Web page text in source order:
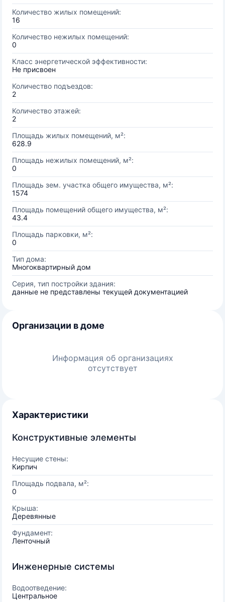
Количество жилых помещений:
16
Количество нежилых помещений:
0
Класс энергетической эффективности:
Не присвоен
Количество подъездов:
2
Количество этажей:
2
Площадь жилых помещений, м²:
628.9
Площадь нежилых помещений, м²:
0
Площадь зем. участка общего имущества, м²:
1574
Площадь помещений общего имущества, м²:
43.4
Площадь парковки, м²:
0
Тип дома:
Многоквартирный дом
Серия, тип постройки здания:
данные не представлены текущей документацией
Организации в доме
Информация об организациях
отсутствует
Характеристики
Конструктивные элементы
Несущие стены:
Кирпич
Площадь подвала, м²:
0
Крыша:
Деревянные
Фундамент:
Ленточный
Инженерные системы
Водоотведение:
Центральное